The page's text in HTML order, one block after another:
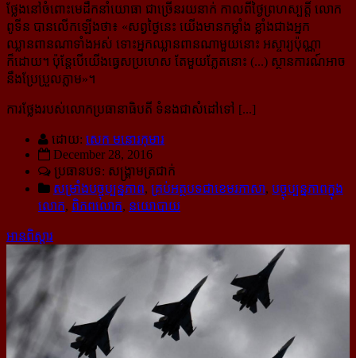
ថ្លែងនៅចំពោះមេដឹកនាំយោធា ជាច្រើនរយនាក់ កាលពីថ្ងៃព្រហស្បត្តិ៍ លោក
ពូទីន បានលើកឡើងថា៖ «សព្វថ្ងៃ​​នេះ យើងមានកម្លាំង ខ្លាំងជាងអ្នក​
ឈ្លានពាន​ណា​ទាំងអស់ ទោះអ្នកឈ្លានពានណាមួយនោះ អស្ចារ្យ​​ប៉ុណ្ណា
ក៏ដោយ។ ប៉ុន្តែបើយើងធ្វេសប្រហេស តែមួយភ្លែតនោះ (...) ស្ថានការណ៍​​អាច​
នឹង​​ប្រែប្រួល​​ភ្លាម»។
ការថ្លែងរបស់លោកប្រធានាធិបតី ទំនងជាសំដៅទៅ [...]
ដោយ: សេក មនោរកុមារ
December 28, 2016
ប្រធានបទ: សង្គ្រាមត្រជាក់
សម្រាំងបច្ចុប្បន្នភាព, គ្រប់អត្ថបទជាខេមរភាសា, បច្ចុប្បន្នភាពក្នុង
លោក, ពិភពលោក, នយោបាយ
អានពិស្ដារ